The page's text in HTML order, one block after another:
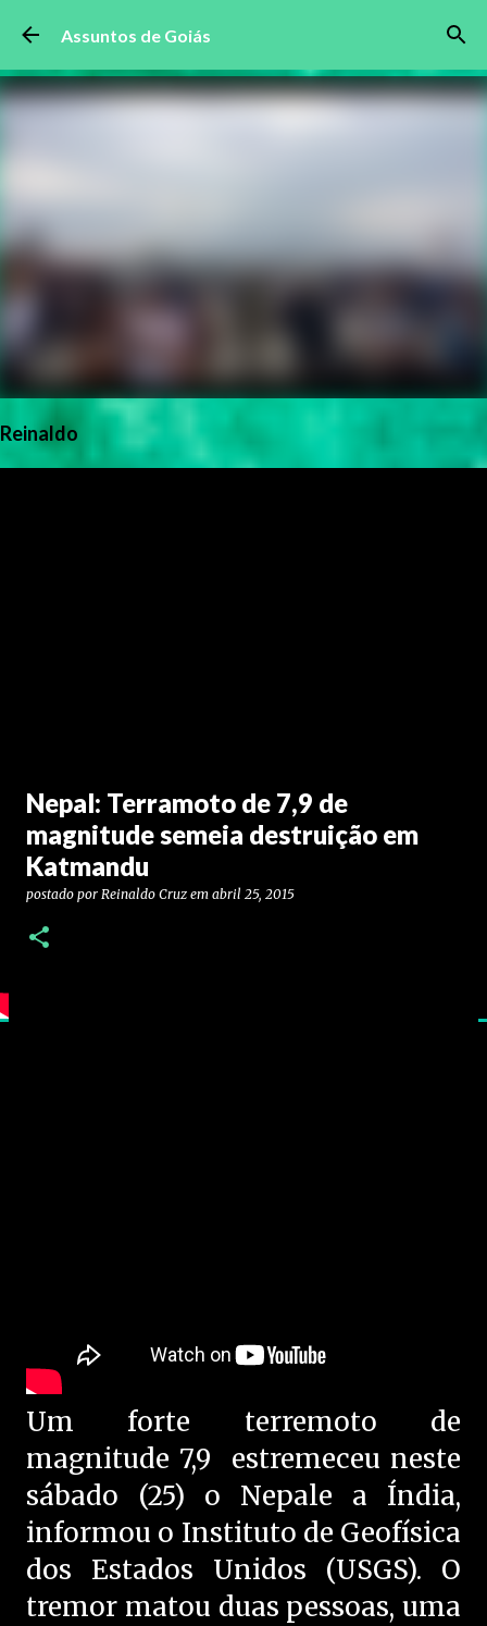
Pular para o conteúdo principal
Assuntos de Goiás
Reinaldo
Nepal: Terramoto de 7,9 de
magnitude semeia destruição em
Katmandu
postado por Reinaldo Cruz em abril 25, 2015
Um forte terremoto de
magnitude 7,9 estremeceu neste
sábado (25) o Nepale a Índia,
informou o Instituto de Geofísica
dos Estados Unidos (USGS). O
tremor matou duas pessoas, uma